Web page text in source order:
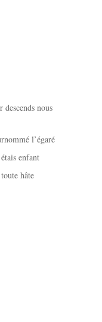
nous
l’égaré
enfant
hâte